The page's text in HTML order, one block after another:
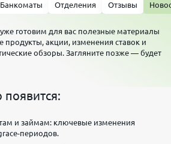
Банкоматы Отделения Отзывы
готовим для вас полезные материалы
акции, изменения ставок и
обзоры. Загляните позже — будет
появится:
и займам: ключевые изменения
периодов.